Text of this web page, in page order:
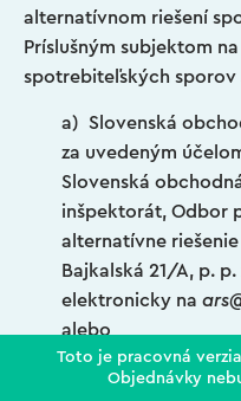
Toto je pracovná
Objednávky
alternatívnom riešení
Príslušným subjektom
spotrebiteľských sporov
a) Slovenská
za uvedeným
Slovenská
inšpektorát, Odbor
alternatívne
Bajkalská 21/A, p.
elektronicky na
alebo
b) iný oprávnený